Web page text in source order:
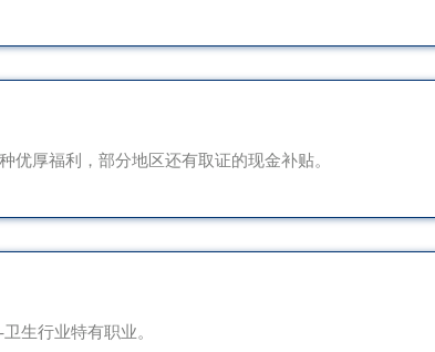
优厚福利，部分地区还有取证的现金补贴。
生行业特有职业。